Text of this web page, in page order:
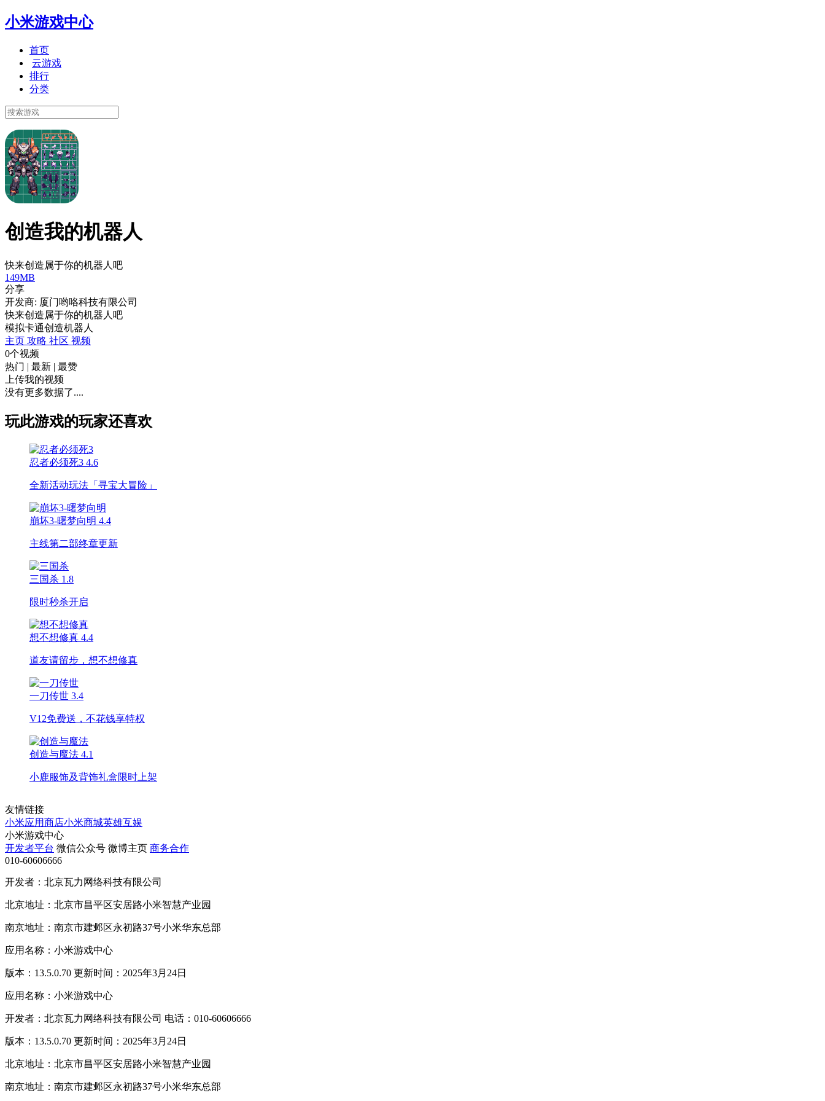
小米游戏中心
首页
云游戏
排行
分类
创造我的机器人
快来创造属于你的机器人吧
149MB
分享
开发商: 厦门哟咯科技有限公司
快来创造属于你的机器人吧
模拟卡通创造机器人
主页 攻略 社区 视频
0个视频
热门 | 最新 | 最赞
上传我的视频
没有更多数据了....
玩此游戏的玩家还喜欢
忍者必须死3 4.6
全新活动玩法「寻宝大冒险」
崩坏3-曙梦向明 4.4
主线第二部终章更新
三国杀 1.8
限时秒杀开启
想不想修真 4.4
道友请留步，想不想修真
一刀传世 3.4
V12免费送，不花钱享特权
创造与魔法 4.1
小鹿服饰及背饰礼盒限时上架
友情链接
小米应用商店小米商城英雄互娱
小米游戏中心
开发者平台 微信公众号 微博主页 商务合作
010-60606666
开发者：北京瓦力网络科技有限公司
北京地址：北京市昌平区安居路小米智慧产业园
南京地址：南京市建邺区永初路37号小米华东总部
应用名称：小米游戏中心
版本：13.5.0.70 更新时间：2025年3月24日
应用名称：小米游戏中心
开发者：北京瓦力网络科技有限公司 电话：010-60606666
版本：13.5.0.70 更新时间：2025年3月24日
北京地址：北京市昌平区安居路小米智慧产业园
南京地址：南京市建邺区永初路37号小米华东总部